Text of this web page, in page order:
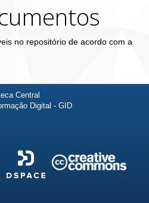
no repositório de acordo com a
Central
Digital - GID